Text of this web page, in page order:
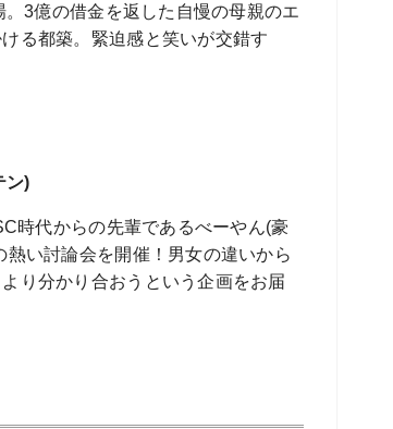
3億の借金を返した自慢の母親のエ
る都築。緊迫感と笑いが交錯す
ン)
時代からの先輩であるべーやん(豪
い討論会を開催！男女の違いから
り分かり合おうという企画をお届